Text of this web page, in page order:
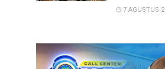
7 AGUSTUS